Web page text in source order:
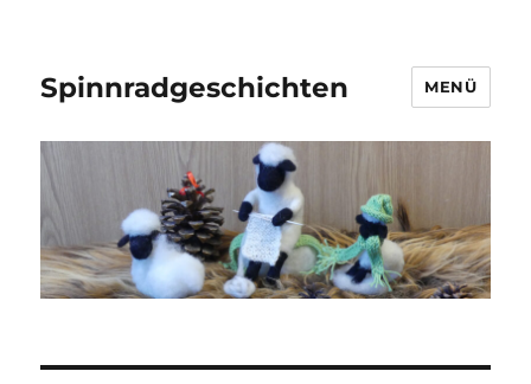
Spinnradgeschichten MENÜ